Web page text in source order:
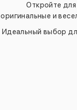
Откройте для
оригинальные и
Идеальный выбор